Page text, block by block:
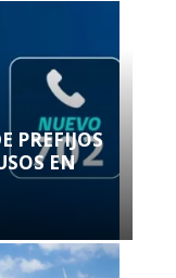
PREFIJOS
EN